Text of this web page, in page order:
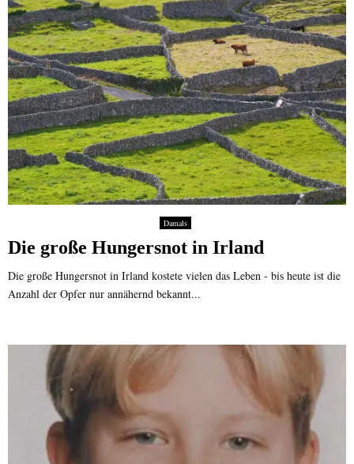
Damals
Die große Hungersnot in Irland
Die große Hungersnot in Irland kostete vielen das Leben - bis heute ist die
Anzahl der Opfer nur annähernd bekannt...